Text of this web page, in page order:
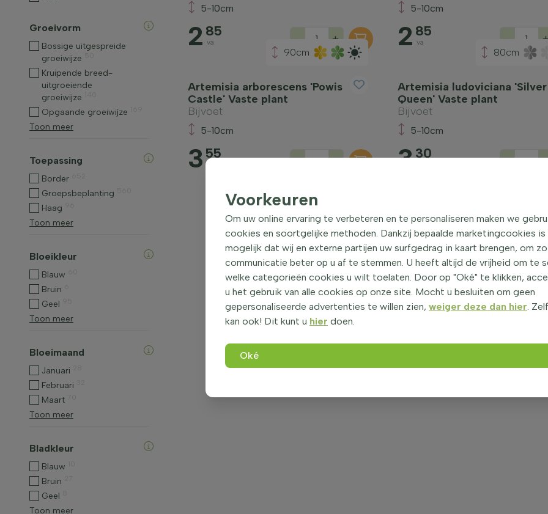
Groeivorm
Bossige uitgespreide
groeiwijze
Kruipende breed-
uitgroeiende
groeiwijze
Opgaande groeiwijze
Toon meer
Toepassing
Border
Groepsbeplanting
Haag
Toon meer
Bloeikleur
Blauw
Bruin
Geel
Toon meer
Bloeimaand
Januari
Februari
Maart
Toon meer
Bladkleur
Blauw
Bruin
Geel
Toon meer
5-10cm
2 85
va - +
5-10cm
2 85
va -
90cm
Artemisia arborescens 'Powis
Castle' Vaste plant
Bijvoet
5-10cm
3 55
va - +
80cm
Artemisia ludoviciana 'Silver
Queen' Vaste plant
Bijvoet
5-10cm
330 -
Voorkeuren
Om uw online ervaring te verbeteren en te personaliseren maken we
cookies en soortgelijke methoden. Dankzij bepaalde marketingcookies is
mogelijk dat wij en externe partijen uw surfgedrag in kaart brengen, om
communicatie beter op u af te stemmen. U heeft altijd de vrijheid om te
welke categorieën cookies u wilt toelaten. Door op "Oké" te klikken,
u het gebruik van alle cookies op onze site. Mocht u besluiten om geen
gepersonaliseerde advertenties te willen zien, weiger deze dan hier.
kan ook! Dit kunt u hier doen.
Oké